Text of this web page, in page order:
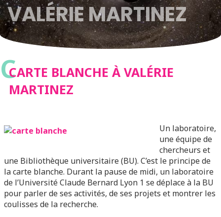
VALÉRIE MARTINEZ
CCARTE BLANCHE À VALÉRIE
MARTINEZ
Un laboratoire,
une équipe de
chercheurs et
une Bibliothèque universitaire (BU). C’est le principe de
la carte blanche. Durant la pause de midi, un laboratoire
de l’Université Claude Bernard Lyon 1 se déplace à la BU
pour parler de ses activités, de ses projets et montrer les
coulisses de la recherche.